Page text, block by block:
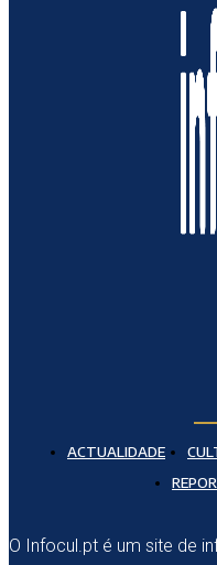
ACTUALIDADE
O Infocul.pt é um site de